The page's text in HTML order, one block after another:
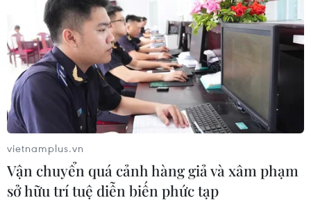
Chủ tịch Quốc hội kiêm Chủ
tịch Hạ viện Thái Lan viếng Lăng Bác
và tưởng niệm Anh hùng liệt sỹ
05/08/2026 09:20
Tổng Bí thư, Chủ tịch nước
Tô Lâm tiếp Đại sứ Malaysia
05/08/2026 07:46
vietnamplus.vn
Vận chuyển quá cảnh hàng giả và xâm phạm
sở hữu trí tuệ diễn biến phức tạp